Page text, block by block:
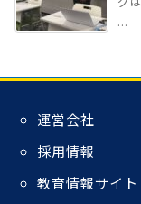
...
運営会社
採用情報
教育情報サイト